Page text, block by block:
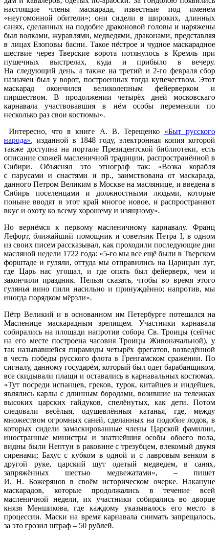
настоящие члены маскарада, известные под именем
«неугомонной обители»; они сидели в широких, длинных
санях, сделанных на подобие драконовой головы и наряжены
был волками, журавлями, медведями, драконами, представляя
в лицах Езоповы басни. Такое пёстрое и чудное маскарадное
шествие через Тверские ворота потянулось в Кремль при
пушечных выстрелах, куда и прибыло в вечеру.
На следующий день, а также на третий и 2-го февраля сбор
назначен был у ворот, построенных тогда купечеством. Этот
маскарад окончился великолепным фейерверком и
пиршеством. В продолжении четырёх дней московскаго
карнавала участвовавшия в нём особы переменяли по
несколько раз свои костюмы».
Интересно, что в книге А. В. Терещенко «Быт русского
народа», изданной в 1848 году, электронная копия которой
также доступна на портале Президентской библиотеки, есть
описание схожей масленичной традиции, распространённой в
Сибири. Объяснял это этнограф так: «Возка корабля
с парусами и снастями и пр., заимствована от маскарада,
данного Петром Великим в Москве на маслянице, и введена в
Сибирь поселенцами и должностными людьми, которые
поныне вводят в этот край многое новое, и распространяют
вкус и охоту ко всему хорошему и изящному».
Но вернёмся к первому масленичному карнавалу. Франц
Лефорт, ближайший помощник и советник Петра I, в одном
из своих писем рассказывал, как проходили последующие дни
масляной недели 1722 года: «5-го мы все ещё были в Тверском
форштаде и гуляли, оттуда мы отправились на Царицын луг,
где Царь нас угощал, и где опять был фейерверк, чем и
закончили праздник. Нельзя сказать, чтобы во время этого
гулянья вино пили насильно и принуждённо; напротив, мы
иногда порядком мёрзли».
Пётр Великий и в основанном им Петербурге потешался на
Масленице маскарадным зрелищем. Участники карнавала
собирались на площади напротив собора Св. Троицы (сейчас
на его месте построена часовня Троицы Живоначальной), у
так называвшейся пирамиды четырёх фрегатов, возведённой
в честь победы русского флота в Гренгамском сражении. По
сигналу, данному государём, который был одет барабанщиком,
все скидывали плащи и оставались в карнавальных костюмах.
«Тут посреди испанцев, греков, турок, китайцев и индейцев,
являлись карлы с длинным бородами, возившие на тележках
высоких царских гайдуков, спелёнутых, как дети. Потом
следовали весёлыя, одушевлённыя катанья, где, между
множеством огромных саней, сделанных на подобие лодок, в
которых сидели замаскированные члены Царской фамилии,
иностранные министры и знатнейшия особы обоего пола,
видны были Нептун в раковине с трезубцем, влекомый двумя
сиренами; Бахус с кубком в одной и с лавровым венком в
другой руке, царский шут одетый медведем, в санях,
запряжённых шестью медвежатами», – пишет
И. Н. Божерянов в своём историческом очерке. Накануне
маскарадов, которые продолжались в течение всей
масленичной недели, их участники собирались во дворце
князя Меншикова, где каждому указывалось его место в
процессии. Маски на время карнавала снимать запрещалось,
за это грозил штраф – 50 рублей.